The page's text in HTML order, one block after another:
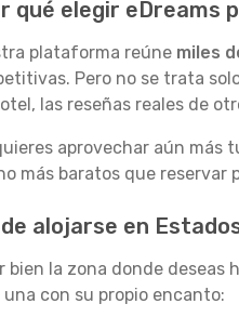
qué elegir eDreams
plataforma reúne miles
Pero no se trata
las reseñas reales de
aprovechar aún más
más baratos que reservar
alojarse en
bien la zona donde
una con su propio encanto: